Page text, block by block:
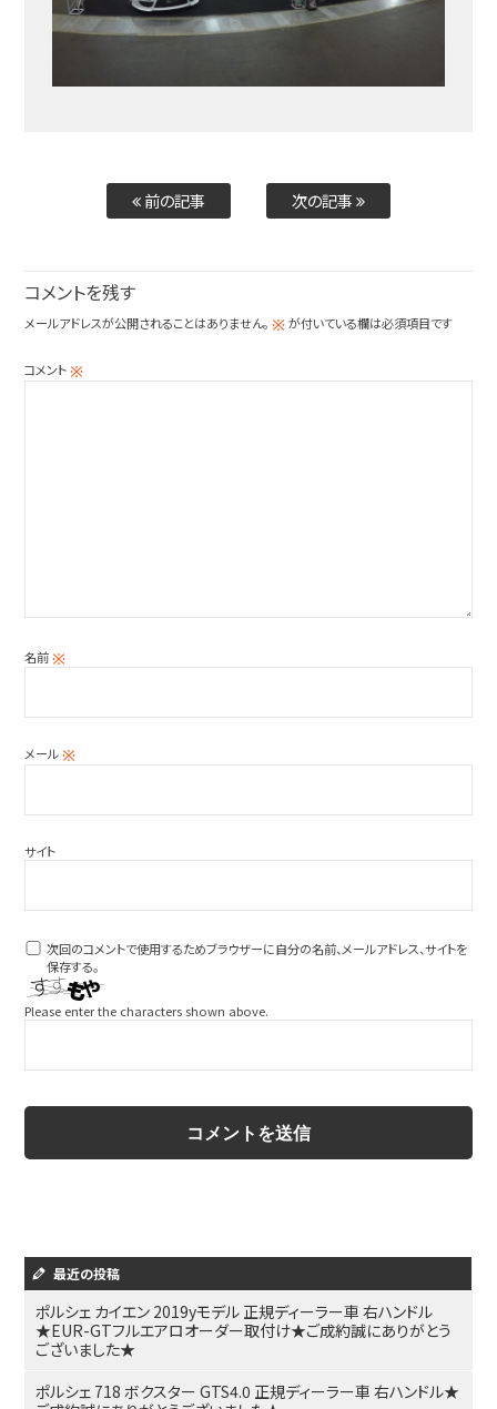
前の記事 次の記事
コメントを残す
メールアドレスが公開されることはありません。 ※が付いている欄は必須項目です
コメント※
名前※
メール※
サイト
次回のコメントで使用するためブラウザーに自分の名前、メールアドレス、サイトを
保存する。
Please enter the characters shown above.
最近の投稿
ポルシェ カイエン 2019yモデル 正規ディーラー車 右ハンドル
★EUR-GTフルエアロオーダー取付け★ご成約誠にありがとう
ございました★
ポルシェ 718 ボクスター GTS4.0 正規ディーラー車 右ハンドル★